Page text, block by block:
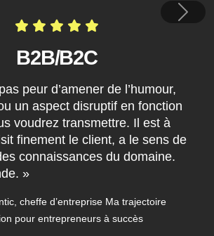
B2B/B2C
peur d’amener de l’humour,
un aspect disruptif en fonction
voudrez transmettre. Il est à
finement le client, a le sens de
connaissances du domaine.
»
cheffe d’entreprise Ma trajectoire
pour entrepreneurs à succès
Next